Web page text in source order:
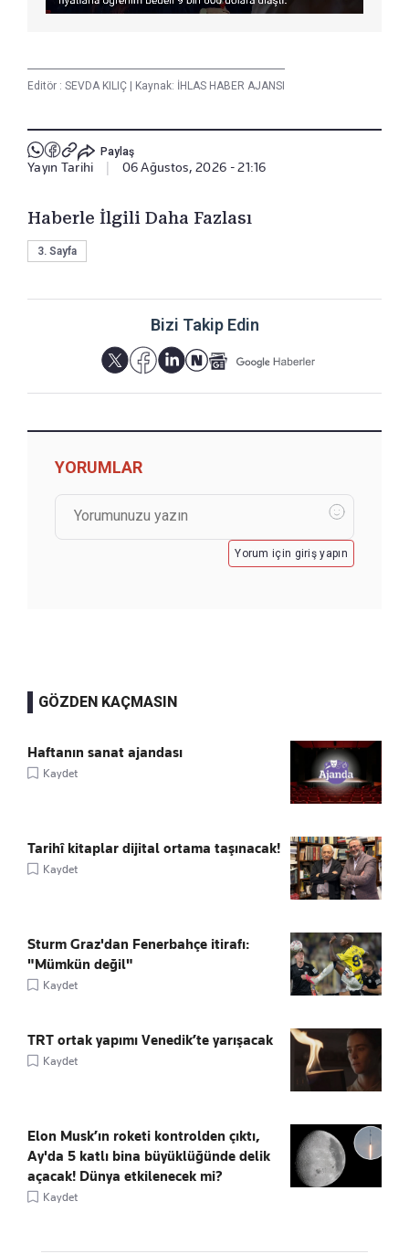
Editör : SEVDA KILIÇ Kaynak: İHLAS HABER AJANSI
Paylaş
Yayın Tarihi 06 Ağustos, 2026 - 21:16
Haberle İlgili Daha Fazlası
3. Sayfa
Bizi Takip Edin
YORUMLAR
Yorum için giriş yapın
GÖZDEN KAÇMASIN
Haftanın sanat ajandası
Kaydet
Tarihî kitaplar dijital ortama taşınacak!
Kaydet
Sturm Graz'dan Fenerbahçe itirafı:
"Mümkün değil"
Kaydet
TRT ortak yapımı Venedik’te yarışacak
Kaydet
Elon Musk’ın roketi kontrolden çıktı,
Ay'da 5 katlı bina büyüklüğünde delik
açacak! Dünya etkilenecek mi?
Kaydet